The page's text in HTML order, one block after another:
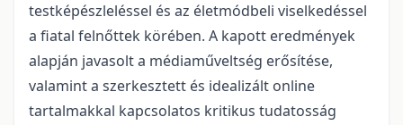
testképészleléssel és az életmódbeli viselkedéssel
a fiatal felnőttek körében. A kapott eredmények
alapján javasolt a médiaműveltség erősítése,
valamint a szerkesztett és idealizált online
tartalmakkal kapcsolatos kritikus tudatosság